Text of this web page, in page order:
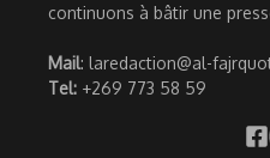
continuons à bâtir une
Mail: laredaction@al-
Tel: +269 773 58 59